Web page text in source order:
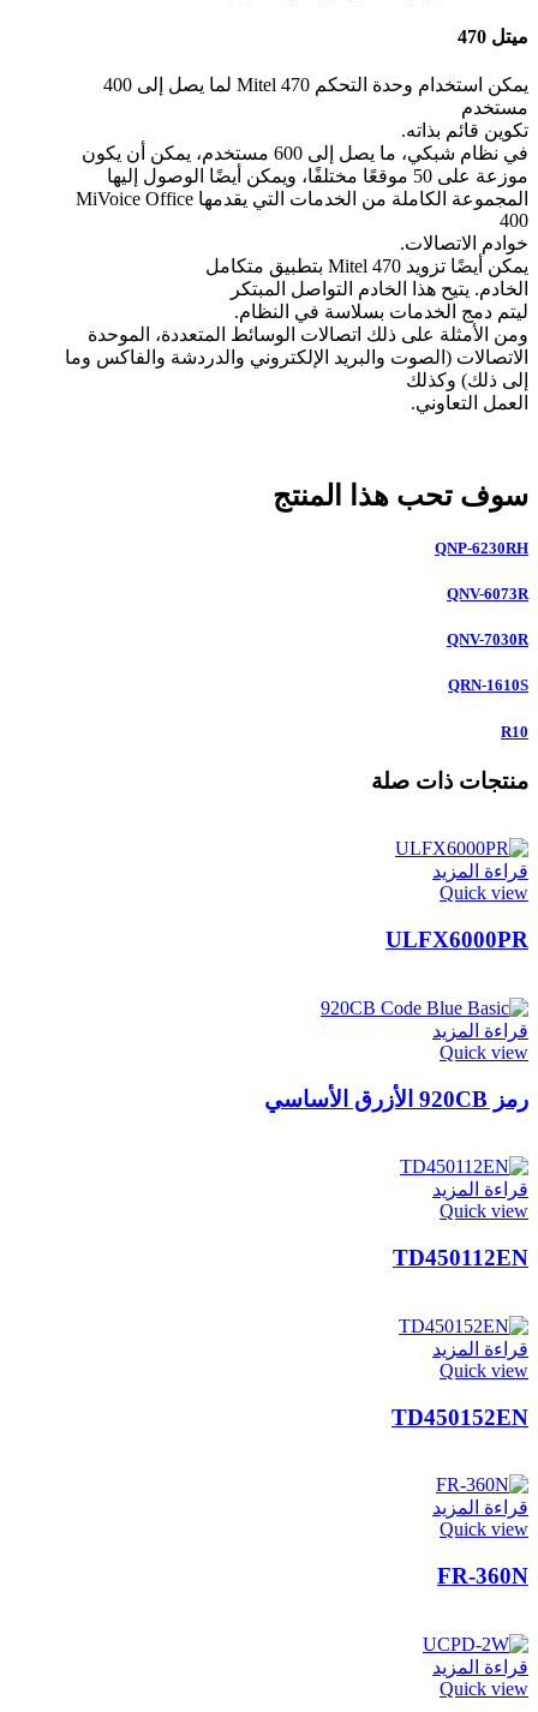
ميتل 470
يمكن استخدام وحدة التحكم Mitel 470 لما يصل إلى 400
مستخدم
تكوين قائم بذاته.
في نظام شبكي، ما يصل إلى 600 مستخدم، يمكن أن يكون
موزعة على 50 موقعًا مختلفًا، ويمكن أيضًا الوصول إليها
المجموعة الكاملة من الخدمات التي يقدمها MiVoice Office
400
خوادم الاتصالات.
يمكن أيضًا تزويد Mitel 470 بتطبيق متكامل
الخادم. يتيح هذا الخادم التواصل المبتكر
ليتم دمج الخدمات بسلاسة في النظام.
ومن الأمثلة على ذلك اتصالات الوسائط المتعددة، الموحدة
الاتصالات (الصوت والبريد الإلكتروني والدردشة والفاكس وما
إلى ذلك) وكذلك
العمل التعاوني.
سوف تحب هذا المنتج
QNP-6230RH
QNV-6073R
QNV-7030R
QRN-1610S
R10
منتجات ذات صلة
قراءة المزيد
Quick view
ULFX6000PR
قراءة المزيد
Quick view
رمز 920CB الأزرق الأساسي
قراءة المزيد
Quick view
TD450112EN
قراءة المزيد
Quick view
TD450152EN
قراءة المزيد
Quick view
FR-360N
قراءة المزيد
Quick view